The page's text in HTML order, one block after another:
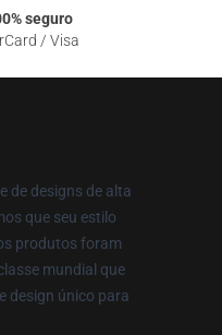
seguro
/ Visa
de designs de alta
que seu estilo
produtos foram
mundial que
design único para